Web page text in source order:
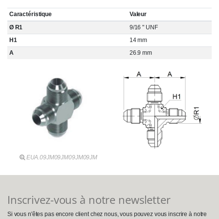
Caractéristique
Valeur
Ø R1
9/16 " UNF
H1
14 mm
A
26.9 mm
EUA.09JM09JM09JM09JM
Inscrivez-vous à notre newsletter
Si vous n'êtes pas encore client chez nous, vous pouvez vous inscrire à notre